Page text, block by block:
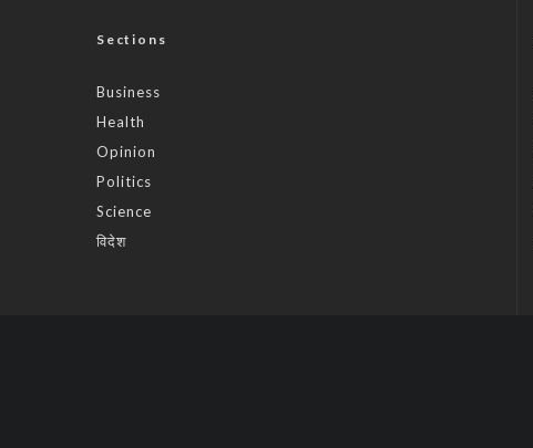
Sections
Business
Health
Opinion
Politics
Science
विदेश